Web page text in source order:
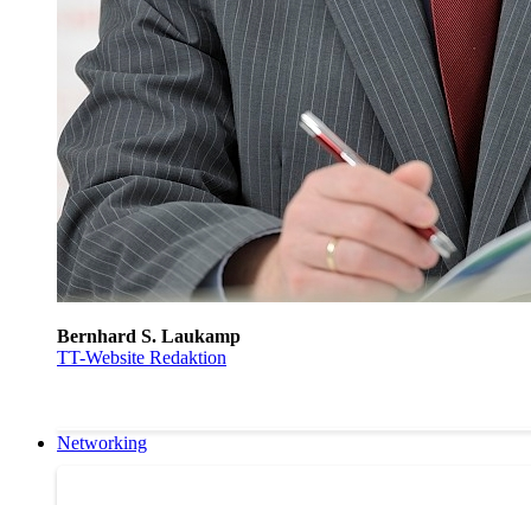
Bernhard S. Laukamp
TT-Website Redaktion
Networking